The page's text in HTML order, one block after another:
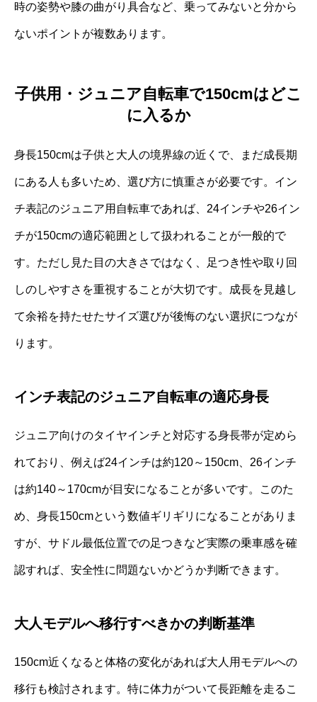
時の姿勢や膝の曲がり具合など、乗ってみないと分から
ないポイントが複数あります。
子供用・ジュニア自転車で150cmはどこ
に入るか
身長150cmは子供と大人の境界線の近くで、まだ成長期
にある人も多いため、選び方に慎重さが必要です。イン
チ表記のジュニア用自転車であれば、24インチや26イン
チが150cmの適応範囲として扱われることが一般的で
す。ただし見た目の大きさではなく、足つき性や取り回
しのしやすさを重視することが大切です。成長を見越し
て余裕を持たせたサイズ選びが後悔のない選択につなが
ります。
インチ表記のジュニア自転車の適応身長
ジュニア向けのタイヤインチと対応する身長帯が定めら
れており、例えば24インチは約120～150cm、26インチ
は約140～170cmが目安になることが多いです。このた
め、身長150cmという数値ギリギリになることがありま
すが、サドル最低位置での足つきなど実際の乗車感を確
認すれば、安全性に問題ないかどうか判断できます。
大人モデルへ移行すべきかの判断基準
150cm近くなると体格の変化があれば大人用モデルへの
移行も検討されます。特に体力がついて長距離を走るこ